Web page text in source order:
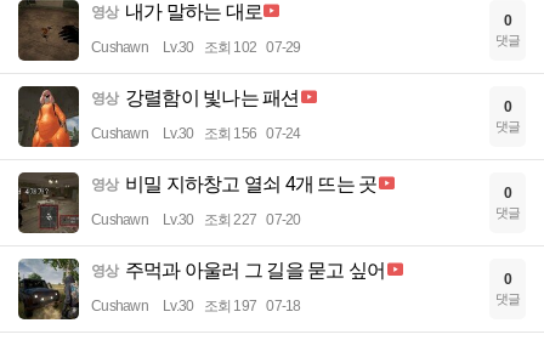
영상 내가 말하는 대로
Cushawn Lv.30 조회 102 07-29
0
댓글
영상 강렬함이 빛나는 패션
Cushawn Lv.30 조회 156 07-24
0
댓글
영상 비밀 지하창고 열쇠 4개 뜨는 곳
Cushawn Lv.30 조회 227 07-20
0
댓글
영상 주먹과 아울러 그 길을 묻고 싶어
Cushawn Lv.30 조회 197 07-18
0
댓글